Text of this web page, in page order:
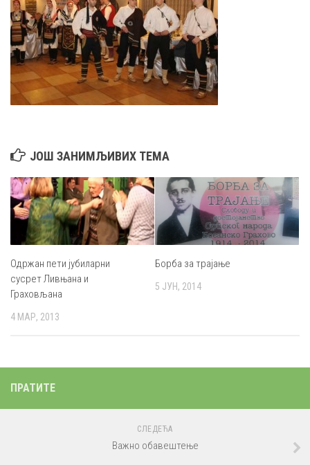
ЈОШ ЗАНИМЉИВИХ ТЕМА
Одржан пети јубиларни
сусрет Ливњана и
Граховљана
4 МАР, 2013
Борба за трајање
5 ЈУН, 2014
ПРАТИТЕ
СЛЕДЕЋА
Важно обавештење